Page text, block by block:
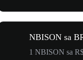
NBISON sa
1 NBISON sa